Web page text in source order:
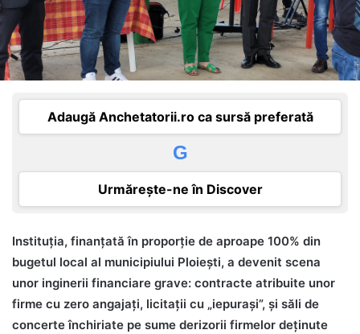
Adaugă Anchetatorii.ro ca sursă preferată
G
Urmărește-ne în Discover
Instituția, finanțată în proporție de aproape 100% din
bugetul local al municipiului Ploiești, a devenit scena
unor inginerii financiare grave: contracte atribuite unor
firme cu zero angajați, licitații cu „iepurași”, și săli de
concerte închiriate pe sume derizorii firmelor deținute